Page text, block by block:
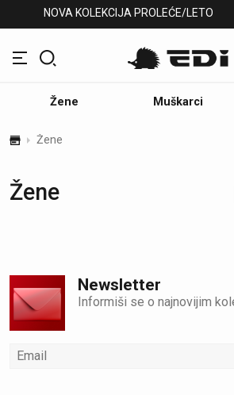
NOVA KOLEKCIJA PROLEĆE/LETO
Žene Muškarci
Žene
Žene
Newsletter
Informiši se o najnovijim